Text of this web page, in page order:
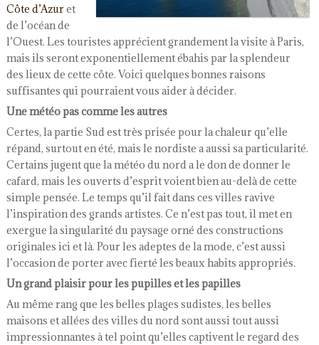
Côte d’Azuret
de l’océan de
l’Ouest. Les touristes apprécient grandement la visite à Paris,
mais ils seront exponentiellement ébahis par la splendeur
des lieux de cette côte. Voici quelques bonnes raisons
suffisantes qui pourraient vous aider à décider.
Une météo pas comme les autres
Certes, la partie Sud est très prisée pour la chaleur qu’elle
répand, surtout en été, mais le nordiste a aussi sa particularité.
Certains jugent que la météo du nord a le don de donner le
cafard, mais les ouverts d’esprit voient bien au-delà de cette
simple pensée. Le temps qu’il fait dans ces villes ravive
l’inspiration des grands artistes. Ce n’est pas tout, il met en
exergue la singularité du paysage orné des constructions
originales ici et là. Pour les adeptes de la mode, c’est aussi
l’occasion de porter avec fierté les beaux habits appropriés.
Un grand plaisir pour les pupilles et les papilles
Au même rang que les belles plages sudistes, les belles
maisons et allées des villes du nord sont aussi tout aussi
impressionnantes à tel point qu’elles captivent le regard des